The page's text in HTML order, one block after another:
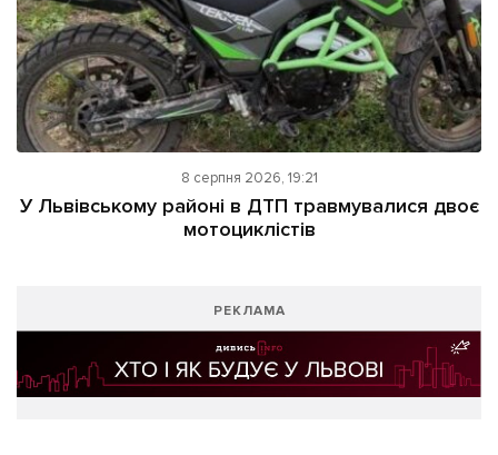
8 серпня 2026, 19:21
У Львівському районі в ДТП травмувалися двоє
мотоциклістів
РЕКЛАМА